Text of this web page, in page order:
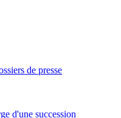
de presse
d'une succession